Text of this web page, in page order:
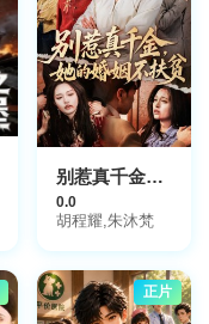
别惹真千金，她的婚姻不扶贫
0.0
胡程耀,朱沐梵
正片